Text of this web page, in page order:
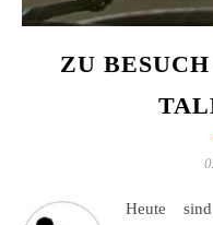
ZU
Heute sind Heike und der Skoutz-Kauz